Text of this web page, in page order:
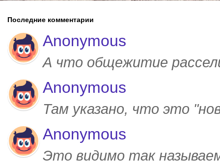
Последние комментарии
Anonymous
А что общежитие
Anonymous
Там указано, что это
Anonymous
Это видимо так